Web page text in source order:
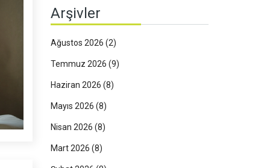
Arşivler
Ağustos 2026 (2)
Temmuz 2026 (9)
Haziran 2026 (8)
Mayıs 2026 (8)
Nisan 2026 (8)
Mart 2026 (8)